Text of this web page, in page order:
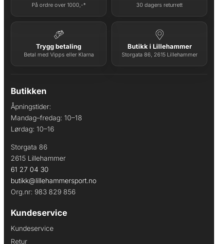
På ordre over 1000,-* 30 dagers returrett
Trygg betaling
Betal med Vipps eller Klarna
Butikk i Lillehammer
Storgata 86, 2615 Lillehammer
Butikken
Åpningstider:
Mandag–fredag: 10–18
Lørdag: 10–16
Storgata 86
2615 Lillehammer
61 27 04 30
butikk@lillehammersport.no
Org.nr: 983 829 856
Kundeservice
Kundeservice
Retur